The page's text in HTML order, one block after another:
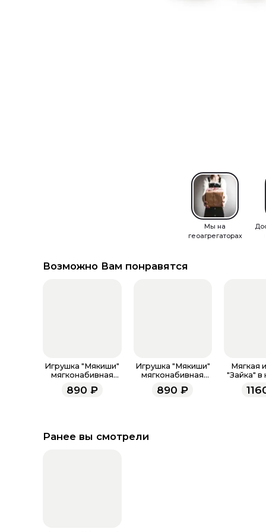
Мы на
геоагрегаторах
Возможно Вам понравятся
Игрушка "Мякиши"
мягконабивная
890 ₽
Игрушка "Мякиши"
мягконабивная
Саманта"
890 ₽
Мягкая
"Зайка" в
Ранее вы смотрели